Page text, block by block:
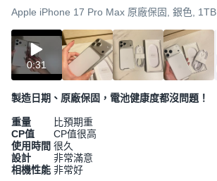
Apple iPhone 17 Pro Max 原廠保固, 銀色, 1TB
0:31
製造日期、原廠保固，電池健康度都沒問題！
重量
比預期重
CP值
CP值很高
使用時間 很久
設計
非常滿意
相機性能 非常好